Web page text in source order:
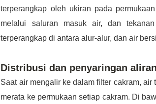
terperangkap oleh ukiran pada
melalui saluran masuk air, dan
terperangkap di antara alur-alur, dan air
Distribusi dan penyaringan
Saat air mengalir ke dalam filter cakram,
merata ke permukaan setiap cakram. Di